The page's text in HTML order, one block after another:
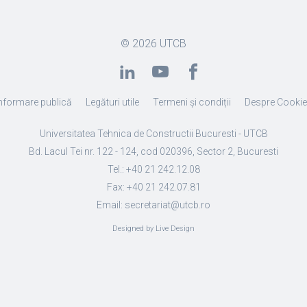
© 2026 UTCB
publică Legături utile Termeni și condiții Despre
Universitatea Tehnica de Constructii Bucuresti - UTCB
Bd. Lacul Tei nr. 122 - 124, cod 020396, Sector 2, Bucuresti
Tel.: +40 21 242.12.08
Fax: +40 21 242.07.81
Email: secretariat@utcb.ro
Designed by Live Design